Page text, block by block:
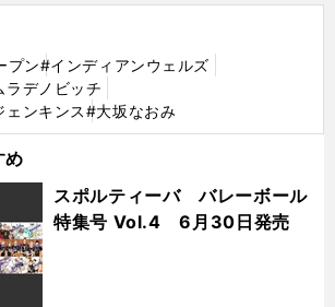
プン#インディアンウェルズ
ラデノビッチ
ンキンス#大坂なおみ
め
スポルティーバ バレーボール
特集号 Vol.4 6月30日発売